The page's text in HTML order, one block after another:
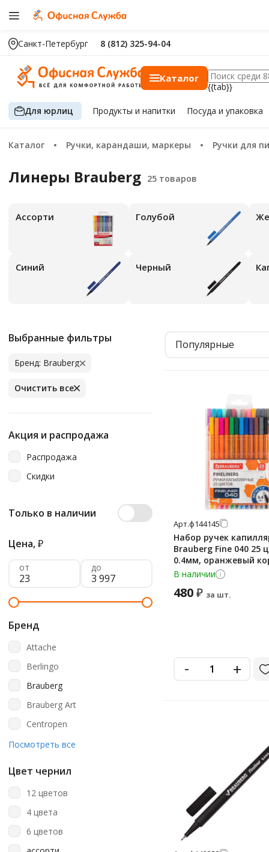
Санкт-Петербург 8 (812) 325-94-04
Каталог
{{tab}}
Для юрлиц Продуктыи напитки Посуда и упаковка
Каталог Ручки, карандаши, маркеры Ручки для
Линеры Brauberg
ассорти голубой
синий черный
Выбранные фильтры
Бренд: Brauberg
Очистить все
Акция и распродажа
Распродажа
Скидки
Только в наличии
Цена,₽
от до
Бренд
Attache
Berlingo
Brauberg
Brauberg Art
Centropen
Crown
Erich Krause
Faber-Castell
Kores
Посмотреть все
Цвет чернил
12 цветов
4 цвета
6 цветов
Популярные
Арт.ф144145
Набор ручек
Brauberg Fine 040 25
0.4мм, оранжевый
В наличии
480₽ за шт.
- +